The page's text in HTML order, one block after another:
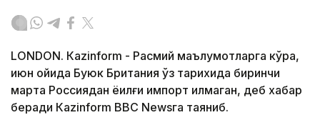
LONDON. Кazinform - Расмий маълумотларга кўра,
июн ойида Буюк Британия ўз тарихида биринчи
марта Россиядан ёқилғи импорт қилмаган, деб хабар
беради Кazinform BBC Newsга таяниб.